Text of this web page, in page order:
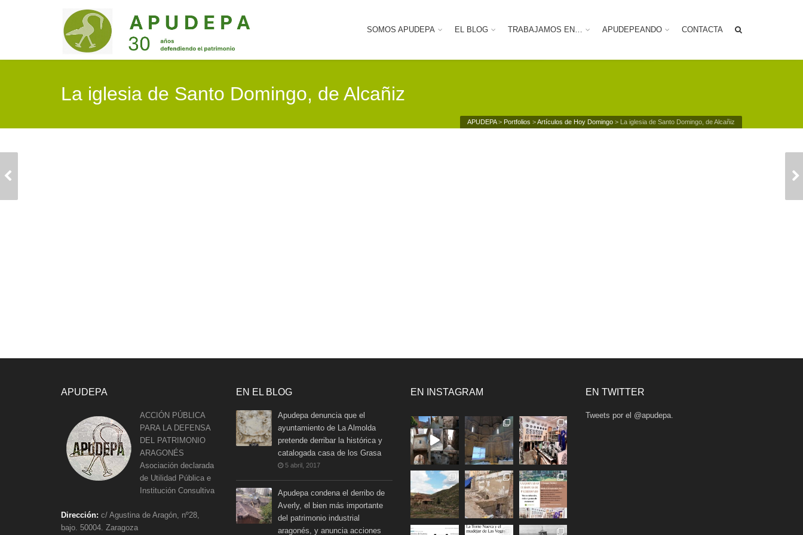
SOMOS APUDEPA EL BLOG TRABAJAMOS EN… APUDEPEANDO CONTACTA
La iglesia de Santo Domingo, de Alcañiz
APUDEPA> Portfolios >Artículos de Hoy Domingo > La iglesia de Santo Domingo, de Alcañiz
APUDEPA
ACCIÓN PÚBLICA
PARA LA DEFENSA
DEL PATRIMONIO
ARAGONÉS
Asociación declarada
de Utilidad Pública e
Institución Consultiva
Dirección: c/ Agustina de Aragón, nº28,
bajo. 50004. Zaragoza
EN EL BLOG
Apudepa denuncia que el
ayuntamiento de La Almolda
pretende derribar la histórica y
catalogada casa de los Grasa
5 abril, 2017
Apudepa condena el derribo de
Averly, el bien más importante
del patrimonio industrial
aragonés, y anuncia acciones
EN INSTAGRAM EN TWITTER
Tweets por el @apudepa.